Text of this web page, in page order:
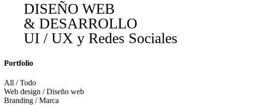
DISEÑO WEB
& DESARROLLO
UI / UX y Redes Sociales
Portfolio
All / Todo
Web design / Diseño web
Branding / Marca